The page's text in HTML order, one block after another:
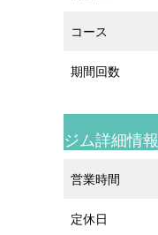
コース
期間回数
ジム詳細情報
営業時間
定休日